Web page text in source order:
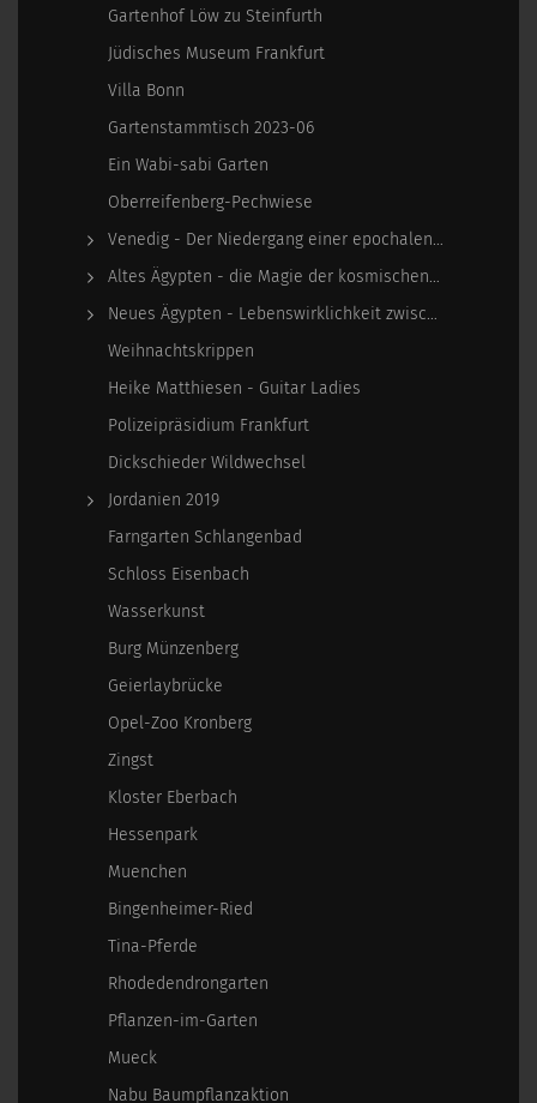
Gartenhof Löw zu Steinfurth
Jüdisches Museum Frankfurt
Villa Bonn
Gartenstammtisch 2023-06
Ein Wabi-sabi Garten
Oberreifenberg-Pechwiese
Venedig - Der Niedergang einer epochalen Macht
Altes Ägypten - die Magie der kosmischen…
Neues Ägypten - Lebenswirklichkeit zwischen…
Weihnachtskrippen
Heike Matthiesen - Guitar Ladies
Polizeipräsidium Frankfurt
Dickschieder Wildwechsel
Jordanien 2019
Farngarten Schlangenbad
Schloss Eisenbach
Wasserkunst
Burg Münzenberg
Geierlaybrücke
Opel-Zoo Kronberg
Zingst
Kloster Eberbach
Hessenpark
Muenchen
Bingenheimer-Ried
Tina-Pferde
Rhodedendrongarten
Pflanzen-im-Garten
Mueck
Nabu Baumpflanzaktion